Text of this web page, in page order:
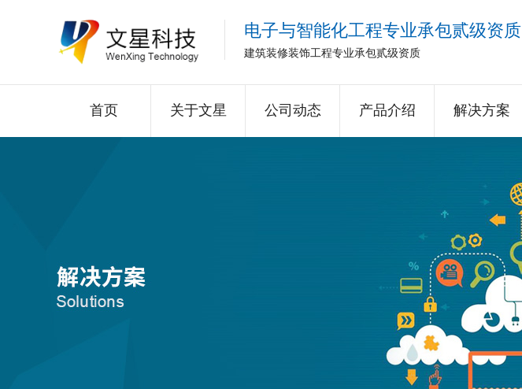
电子与智能化工程专业承包贰级资质
建筑装修装饰工程专业承包贰级资质
首页 关于文星 公司动态 产品介绍 解决方案